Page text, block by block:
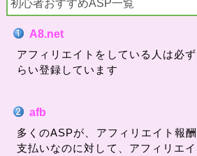
初心者おすすめASP一覧
A8.net
アフィリエイトをしている人は必
らい登録しています
afb
多くのASPが、アフィリエイト報
支払いなのに対して、アフィリエ